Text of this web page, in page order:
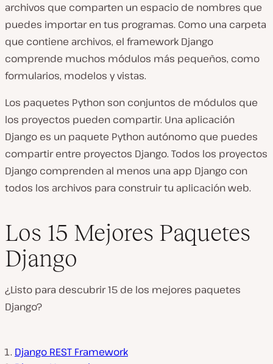
archivos que comparten un espacio de nombres que
puedes importar en tus programas. Como una carpeta
que contiene archivos, el framework Django
comprende muchos módulos más pequeños, como
formularios, modelos y vistas.
Los paquetes Python son conjuntos de módulos que
los proyectos pueden compartir. Una aplicación
Django es un paquete Python autónomo que puedes
compartir entre proyectos Django. Todos los proyectos
Django comprenden al menos una app Django con
todos los archivos para construir tu aplicación web.
Los 15 Mejores Paquetes
Django
¿Listo para descubrir 15 de los mejores paquetes
Django?
Django REST Framework